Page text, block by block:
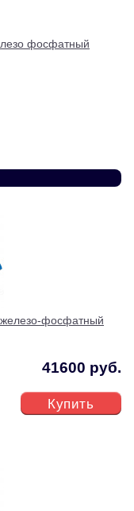
фосфатный
железо-фосфатный
41600 руб.
Купить